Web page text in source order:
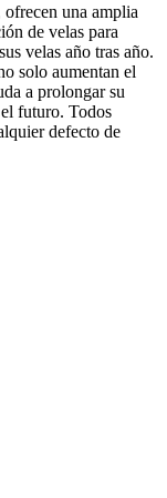
una amplia
de velas para
velas año tras año.
solo aumentan el
a prolongar su
futuro. Todos
defecto de